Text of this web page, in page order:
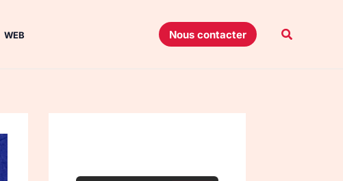
WEB Nous contacter